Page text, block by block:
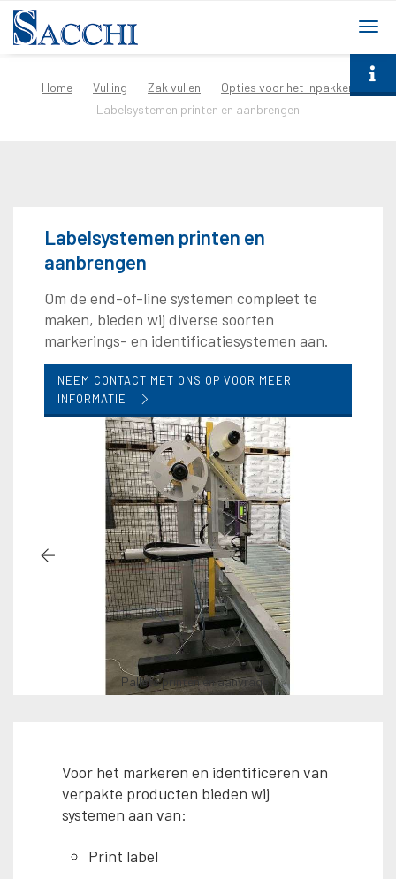
Home Vulling Zak vullen
Opties voor het inpakken
Labelsystemen printen en aanbrengen
Labelsystemen printen en
aanbrengen
Om de end-of-line systemen compleet te
maken, bieden wij diverse soorten
markerings- en identificatiesystemen aan.
NEEM CONTACT MET ONS OP VOOR MEER
INFORMATIE
Pallets printen en aanvragen
Voor het markeren en identificeren van
verpakte producten bieden wij
systemen aan van:
Print label